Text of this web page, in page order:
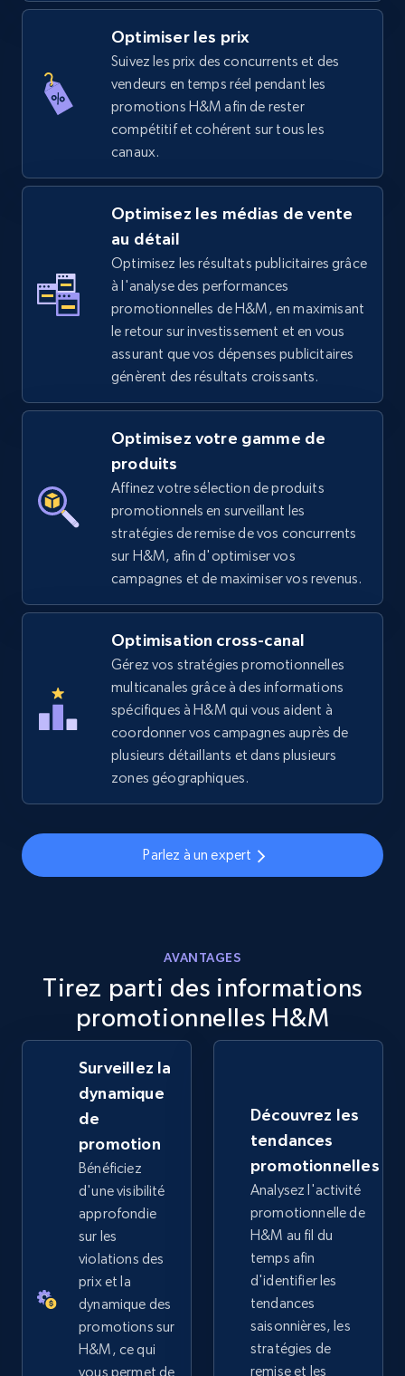
TikTok Shop - Collect TikTok shop products
by keywords search
URL, Title, Available, Description, Currency, Initial
price, Final price, Discount percent, and more.
TikTok Shop - discover records by shop url
URL, Title, Available, Description, Currency, Initial
price, Final price, Discount percent, and more.
Amazon sellers info
Seller id, URL, Seller name, Description, Detailed
info, Stars, Feedbacks, Return policy, and more.
378+ Commencer
URL, Product id, Title, Seller name, Seller rating,
Seller reviews, Breadcrumbs, Root category, and
more.
359+ Commencer
eBay - Gather data on products using
359+ Commencer
eBay - Collect products from shops on eBay
URL, Product id, Title, Seller name, Seller rating,
Seller reviews, Breadcrumbs, Root category, and
more.
2.5K+ 359+ Commencer
eBay - Collect records by category
URL, Product id, Title, Seller name, Seller rating,
Seller reviews, Breadcrumbs, Root category, and
more.
Optimiser les prix
Suivez les prix des concurrents et des
vendeurs en temps réel pendant les
promotions H&M afin de rester
compétitif et cohérent sur tous les
canaux.
Optimisez les médias de vente
au détail
Optimisez les résultats publicitaires grâce
à l'analyse des performances
promotionnelles de H&M, en maximisant
le retour sur investissement et en vous
assurant que vos dépenses publicitaires
génèrent des résultats croissants.
Optimisez votre gamme de
produits
Affinez votre sélection de produits
promotionnels en surveillant les
stratégies de remise de vos concurrents
sur H&M, afin d'optimiser vos
campagnes et de maximiser vos revenus.
Optimisation cross-canal
Gérez vos stratégies promotionnelles
multicanales grâce à des informations
spécifiques à H&M qui vous aident à
coordonner vos campagnes auprès de
plusieurs détaillants et dans plusieurs
zones géographiques.
Parlez à un expert
AVANTAGES
Tirez parti des informations
promotionnelles H&M
Surveillez la
dynamique
de
promotion
Bénéficiez
d'une visibilité
approfondie
sur les
violations des
prix et la
dynamique des
promotions sur
H&M, ce qui
vous permet de
Découvrez les
tendances
promotionnelles
Analysez l'activité
promotionnelle de
H&M au fil du
temps afin
d'identifier les
tendances
saisonnières, les
stratégies de
remise et les